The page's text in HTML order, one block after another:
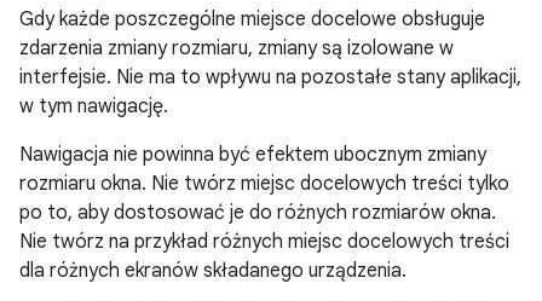
Gdy każde poszczególne miejsce docelowe obsługuje
zdarzenia zmiany rozmiaru, zmiany są izolowane w
interfejsie. Nie ma to wpływu na pozostałe stany aplikacji,
w tym nawigację.
Nawigacja nie powinna być efektem ubocznym zmiany
rozmiaru okna. Nie twórz miejsc docelowych treści tylko
po to, aby dostosować je do różnych rozmiarów okna.
Nie twórz na przykład różnych miejsc docelowych treści
dla różnych ekranów składanego urządzenia.